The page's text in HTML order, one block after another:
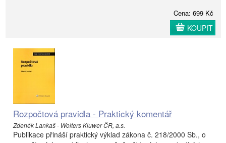
Cena: 699 Kč
KOUPIT
Rozpočtová pravidla - Praktický komentář
Zdeněk Lankaš - Wolters Kluwer ČR, a.s.
Publikace přináší praktický výklad zákona č. 218/2000 Sb., o